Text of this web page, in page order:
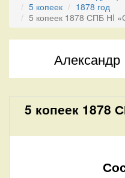
5 копеек
1878 год
5 копеек 1878 СПБ НI
Александр
5 копеек 1878